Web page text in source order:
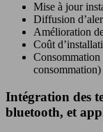
Mise à jour
Diffusion
Amélioration
Coût
Consommation
consommation)
Intégration des
bluetooth, et